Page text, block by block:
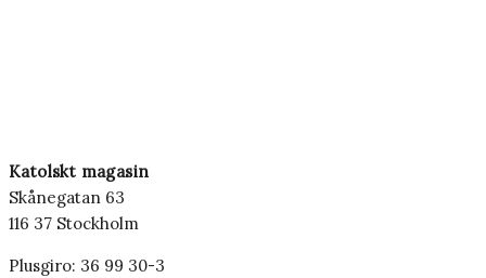
Katolskt magasin
Skånegatan 63
116 37 Stockholm
Plusgiro: 36 99 30-3